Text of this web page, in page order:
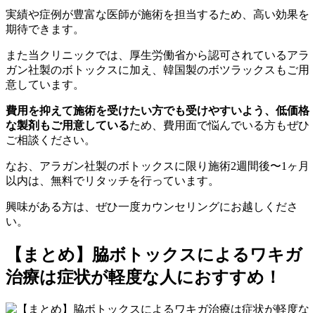
実績や症例が豊富な医師が施術を担当するため、高い効果を
期待できます。
また当クリニックでは、厚生労働省から認可されているアラ
ガン社製のボトックスに加え、韓国製のボツラックスもご用
意しています。
費用を抑えて施術を受けたい方でも受けやすいよう、低価格
な製剤もご用意しているため、費用面で悩んでいる方もぜひ
ご相談ください。
なお、アラガン社製のボトックスに限り施術2週間後〜1ヶ月
以内は、無料でリタッチを行っています。
興味がある方は、ぜひ一度カウンセリングにお越しくださ
い。
【まとめ】脇ボトックスによるワキガ
治療は症状が軽度な人におすすめ！